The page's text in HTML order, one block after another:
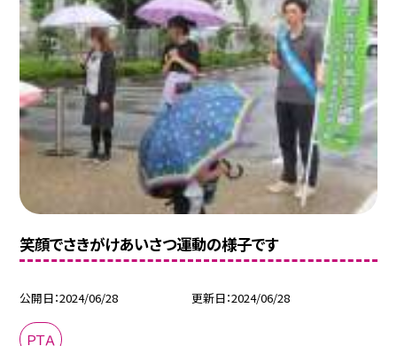
笑顔でさきがけあいさつ運動の様子です
公開日 2024/06/28 更新日 2024/06/28
ＰＴＡ